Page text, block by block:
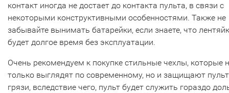
контакт иногда не достает до контакта пульта, в связи с
некоторыми конструктивными особенностями. Также не
забывайте вынимать батарейки, если знаете, что
будет долгое время без эксплуатации.
Очень рекомендуем к покупке стильные чехлы, которые
только выглядят по современному, но и защищают
грязи, вследствие чего, пульт будет служить гораздо